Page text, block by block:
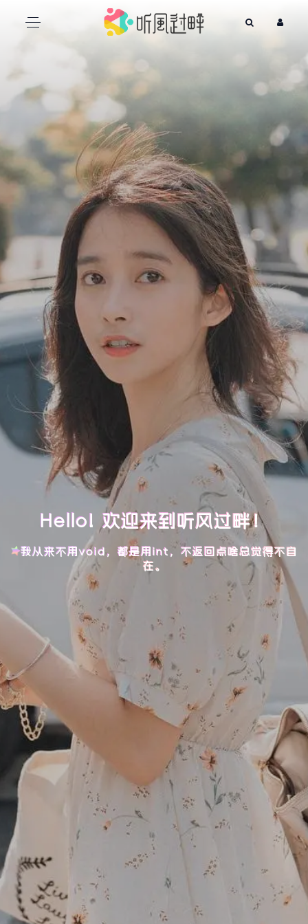
Hello! 欢迎来到听风过畔！
我从来不用void，都是用int，不返回点啥总觉得不自
在。